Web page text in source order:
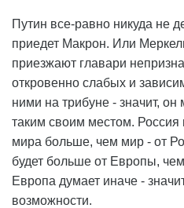
Путин все-равно никуда не
приедет Макрон. Или
приезжают главари
откровенно слабых и
ними на трибуне - значит, он
таким своим местом. Россия
мира больше, чем мир - от
будет больше от Европы,
Европа думает иначе -
возможности.